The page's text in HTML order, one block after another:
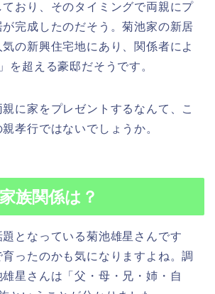
おり、そのタイミングで両親にプ
完成したのだそう。菊池家の新居
の新興住宅地にあり、関係者によ
を超える豪邸だそうです。
に家をプレゼントするなんて、こ
孝行ではないでしょうか。
族関係は？
となっている菊池雄星さんです
ったのかも気になりますよね。調
星さんは「父・母・兄・姉・自